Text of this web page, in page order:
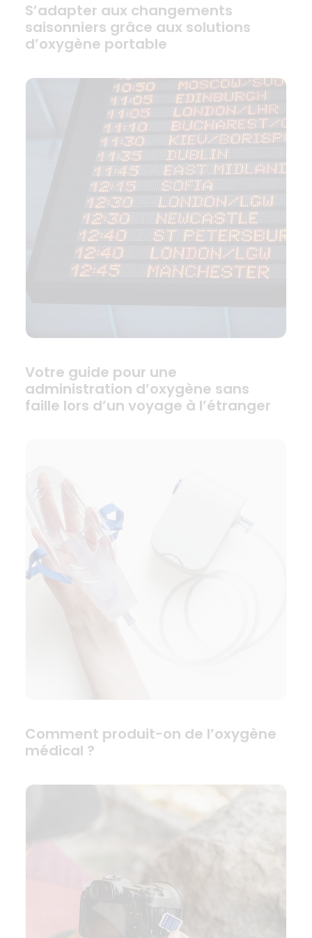
S’adapter aux changements
saisonniers grâce aux solutions
d’oxygène portable
Votre guide pour une
administration d’oxygène sans
faille lors d’un voyage à l’étranger
Comment produit-on de l’oxygène
médical ?